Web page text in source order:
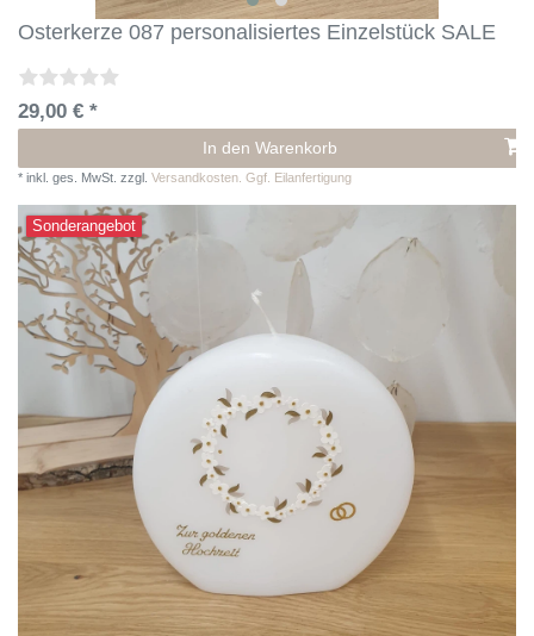
Osterkerze 087 personalisiertes Einzelstück SALE
29,00 € *
In den Warenkorb
* inkl. ges. MwSt. zzgl. Versandkosten. Ggf. Eilanfertigung
Sonderangebot